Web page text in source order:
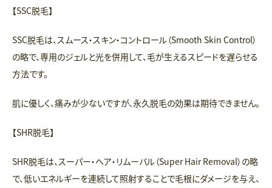
【SSC脱毛】
SSC脱毛は、スムース・スキン・コントロール（Smooth Skin Control）
の略で、専用のジェルと光を併用して、毛が生えるスピードを遅らせる
方法です。
肌に優しく、痛みが少ないですが、永久脱毛の効果は期待できません。
【SHR脱毛】
SHR脱毛は、スーパー・ヘア・リムーバル（Super Hair Removal）の略
で、低いエネルギーを連続して照射することで毛根にダメージを与え、